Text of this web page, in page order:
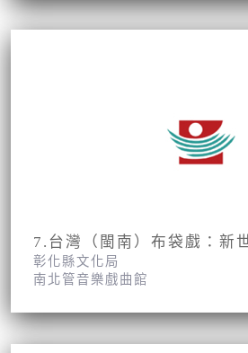
彰化縣文化局
南北管音樂戲曲館